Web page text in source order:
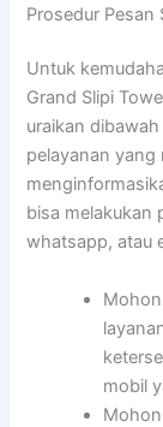
Prosedur Pesan
Untuk
Grand Slipi
uraikan
pelayanan
bisa melakukan
whatsapp, atau
mobil